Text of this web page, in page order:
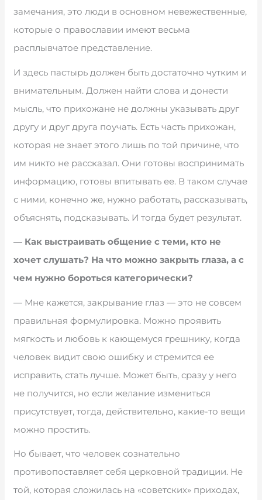
замечания, это люди в основном невежественные,
которые о православии имеют весьма
расплывчатое представление.
И здесь пастырь должен быть достаточно чутким и
внимательным. Должен найти слова и донести
мысль, что прихожане не должны указывать друг
другу и друг друга поучать. Есть часть прихожан,
которая не знает этого лишь по той причине, что
им никто не рассказал. Они готовы воспринимать
информацию, готовы впитывать ее. В таком случае
с ними, конечно же, нужно работать, рассказывать,
объяснять, подсказывать. И тогда будет результат.
— Как выстраивать общение с теми, кто не
хочет слушать? На что можно закрыть глаза, а с
чем нужно бороться категорически?
— Мне кажется, закрывание глаз — это не совсем
правильная формулировка. Можно проявить
мягкость и любовь к кающемуся грешнику, когда
человек видит свою ошибку и стремится ее
исправить, стать лучше. Может быть, сразу у него
не получится, но если желание измениться
присутствует, тогда, действительно, какие-то вещи
можно простить.
Но бывает, что человек сознательно
противопоставляет себя церковной традиции. Не
той, которая сложилась на «советских» приходах,